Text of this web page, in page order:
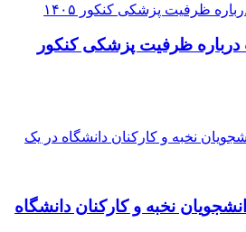
ظرفیت پزشکی کنکور
نخبه و کارکنان دانشگاه